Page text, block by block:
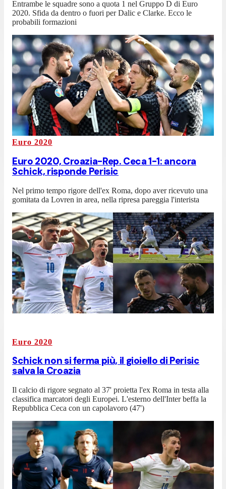
Entrambe le squadre sono a quota 1 nel Gruppo D di Euro
2020. Sfida da dentro o fuori per Dalic e Clarke. Ecco le
probabili formazioni
Euro 2020
Euro 2020, Croazia-Rep. Ceca 1-1: ancora
Schick, risponde Perisic
Nel primo tempo rigore dell'ex Roma, dopo aver ricevuto una
gomitata da Lovren in area, nella ripresa pareggia l'interista
Euro 2020
Schick non si ferma più, il gioiello di Perisic
salva la Croazia
Il calcio di rigore segnato al 37' proietta l'ex Roma in testa alla
classifica marcatori degli Europei. L'esterno dell'Inter beffa la
Repubblica Ceca con un capolavoro (47')